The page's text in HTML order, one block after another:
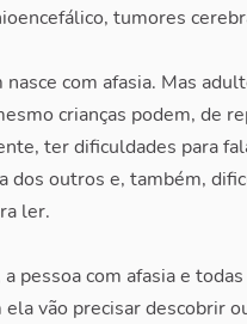
tumores
com afasia. Mas
crianças podem, de
ter dificuldades para
dos outros e, também,
ler.
pessoa com afasia e
vão precisar descobrir